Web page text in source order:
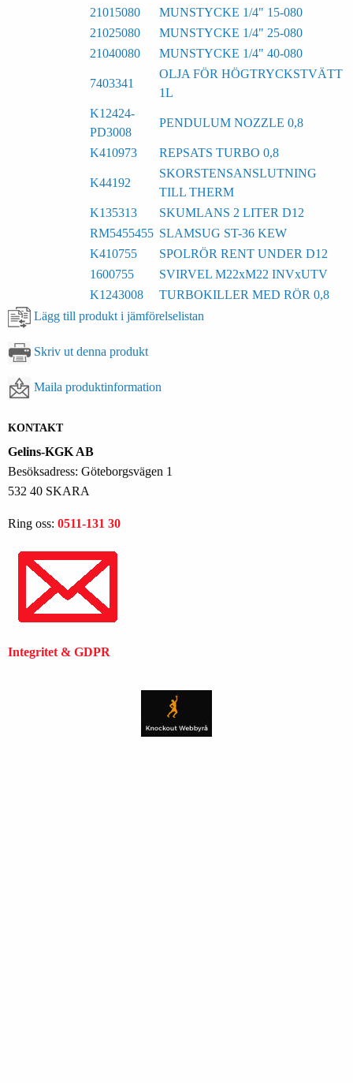
21015080
MUNSTYCKE 1/4" 15-080
21025080
MUNSTYCKE 1/4" 25-080
21040080
MUNSTYCKE 1/4" 40-080
7403341
OLJA FÖR HÖGTRYCKSTVÄTT
1L
K12424-
PD3008
PENDULUM NOZZLE 0,8
K410973 REPSATS TURBO 0,8
K44192
SKORSTENSANSLUTNING
TILL THERM
K135313
SKUMLANS 2 LITER D12
RM5455455 SLAMSUG ST-36 KEW
K410755
SPOLRÖR RENT UNDER D12
1600755
SVIRVEL M22xM22 INVxUTV
K1243008
TURBOKILLER MED RÖR 0,8
Lägg till produkt i jämförelselistan
Skriv ut denna produkt
Maila produktinformation
KONTAKT
Gelins-KGK AB
Besöksadress: Göteborgsvägen 1
532 40 SKARA
Ring oss: 0511-131 30
Integritet & GDPR